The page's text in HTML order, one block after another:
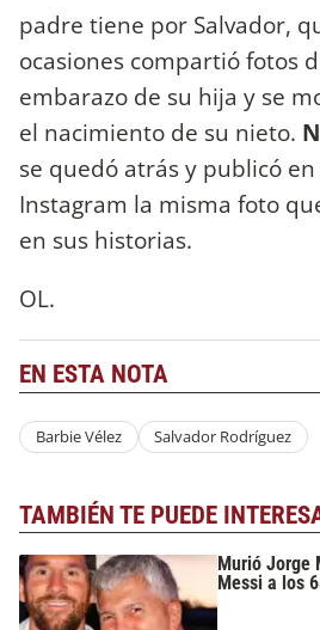
padre tiene por Salvador,
ocasiones compartió fotos
embarazo de su hija y se
el nacimiento de su nieto.
se quedó atrás y publicó
Instagram la misma foto
en sus historias.
OL.
EN ESTA NOTA
Barbie Vélez Salvador Rodríguez
TAMBIÉN TE PUEDE
Murió Jorge
Messi a los